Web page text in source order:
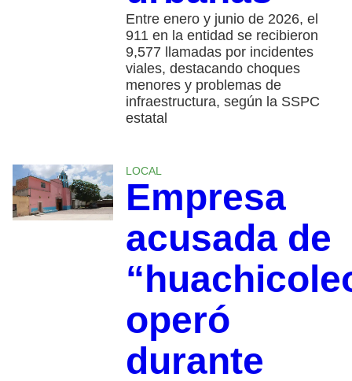
Entre enero y junio de 2026, el
911 en la entidad se recibieron
9,577 llamadas por incidentes
viales, destacando choques
menores y problemas de
infraestructura, según la SSPC
estatal
LOCAL
Empresa
acusada de
operó
durante